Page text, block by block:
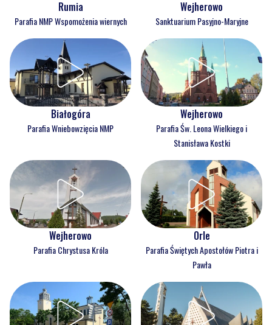
Rumia
Parafia NMP Wspomożenia wiernych
Wejherowo
Sanktuarium Pasyjno-Maryjne
Białogóra
Parafia Wniebowzięcia NMP
Wejherowo
Parafia Św. Leona Wielkiego i
Stanisława Kostki
Wejherowo
Parafia Chrystusa Króla
Orle
Parafia Świętych Apostołów Piotra i
Pawła